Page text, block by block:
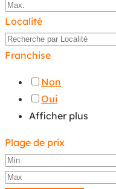
Localité
Franchise
Non
Oui
Afficher plus
Plage de prix